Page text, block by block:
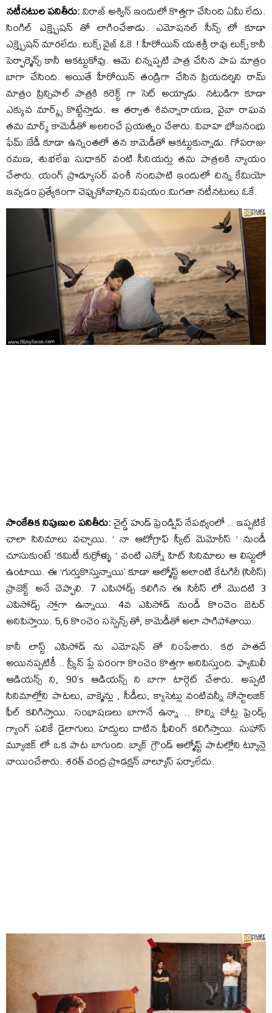
నటీనటుల పనితీరు:విరాజ్ అశ్విన్ ఇందులో కొత్తగా చేసింది ఏమీ లేదు.
సింగిల్ ఎక్స్ప్రెషన్ తో లాగించేశాడు. ఎమోషనల్ సీన్స్ లో కూడా
ఎక్స్ప్రెషన్ మారలేదు. లుక్స్ వైజ్ ఓకె.! హీరోయిన్ యశశ్రీ రావు లుక్స్ కానీ
పెర్ఫార్మెన్స్ కానీ ఆకట్టుకోవు. ఆమె చిన్నప్పటి పాత్ర చేసిన పాప మాత్రం
బాగా చేసింది. అయితే హీరోయిన్ తండ్రిగా చేసిన ప్రియదర్శిని రామ్
మాత్రం ప్రిన్సిపాల్ పాత్రకి కరెక్ట్ గా సెట్ అయ్యాడు. నటుడిగా కూడా
ఎక్కువ మార్క్స్ కొట్టేస్తాడు. ఆ తర్వాత శివన్నారాయణ, వైవా రాఘవ
తమ మార్క్ కామెడీతో అలరించే ప్రయత్నం చేశారు. వివాహ భోజనంభు
ఫేమ్ జేడీ కూడా ఉన్నంతలో తన కామెడీతో ఆకట్టుకున్నాడు. గోపరాజు
రమణ, శుభలేఖ సుధాకర్ వంటి సీనియర్లు తమ పాత్రలకి న్యాయం
చేశారు. యంగ్ ప్రొడ్యూసర్ వంశీ నందిపాటి ఇందులో చిన్న కేమియో
ఇవ్వడం ప్రత్యేకంగా చెప్పుకోవాల్సిన విషయం.మిగతా నటీనటులు ఓకే.
సాంకేతిక నిపుణుల పనితీరు:చైల్డ్ హుడ్ ఫ్రెండ్షిప్ నేపథ్యంలో .. ఇప్పటికే
చాలా సినిమాలు వచ్చాయి. ‘ నా ఆటోగ్రాఫ్ స్వీట్ మెమోరీస్ ‘ నుండీ
చూసుకుంటే ‘కమిటీ కుర్రోళ్ళు ‘ వంటి ఎన్నో హిట్ సినిమాలు ఆ లిస్టులో
ఉంటాయి. ఈ ‘గుర్తుకొస్తున్నాయి’ కూడా ఆల్మోస్ట్ అలాంటి కేటగిరీ (సిరీస్)
ప్రాజెక్ట్ అనే చెప్పాలి. 7 ఎపిసోడ్స్ కలిగిన ఈ సిరీస్ లో మొదటి 3
ఎపిసోడ్స్ స్లోగా ఉన్నాయి. 4వ ఎపిసోడ్ నుండీ కొంచెం బెటర్
అనిపిస్తాయి. 5,6 కొంచెం సస్పెన్స్ తో, కామెడీతో అలా సాగిపోతాయి.
కానీ లాస్ట్ ఎపిసోడ్ ను ఎమోషన్ తో నింపేశారు. కథ పాతదే
అయినప్పటికీ .. స్క్రీన్ ప్లే పరంగా కొంచెం కొత్తగా అనిపిస్తుంది. ఫ్యామిలీ
ఆడియన్స్‌ ని, 90’s ఆడియన్స్ ని బాగా టార్గెట్ చేశారు. అప్పటి
సినిమాల్లోని పాటలు, వాక్మెన్లు , సీడీలు, క్యాసెట్లు వంటివన్నీ నోస్టాలజిక్
ఫీల్ కలిగిస్తాయి. సంభాషణలు బాగానే ఉన్నా .. కొన్ని చోట్ల ఫ్రెండ్స్
గ్యాంగ్ పలికే డైలాగులు హద్దులు దాటిన ఫీలింగ్ కలిగిస్తాయి. సుహాస్
మ్యూజిక్ లో ఒక పాట బాగుంది. బ్యాక్ గ్రౌండ్ ఆల్మోస్ట్ పాటల్లోని ట్యూన్లె
వాయించేశారు. శరత్ చంద్ర ప్రొడక్షన్ వాల్యూస్ పర్వాలేదు.